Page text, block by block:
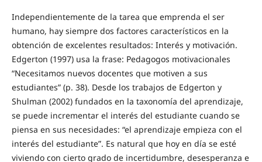
Independientemente de la tarea que emprenda el ser
humano, hay siempre dos factores característicos en la
obtención de excelentes resultados: Interés y motivación.
Edgerton (1997) usa la frase: Pedagogos motivacionales
“Necesitamos nuevos docentes que motiven a sus
estudiantes” (p. 38). Desde los trabajos de Edgerton y
Shulman (2002) fundados en la taxonomía del aprendizaje,
se puede incrementar el interés del estudiante cuando se
piensa en sus necesidades: “el aprendizaje empieza con el
interés del estudiante”. Es natural que hoy en día se esté
viviendo con cierto grado de incertidumbre, desesperanza e